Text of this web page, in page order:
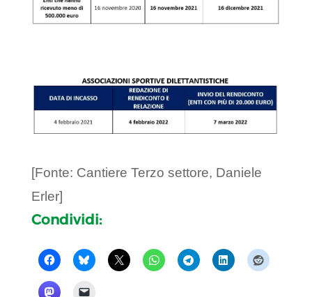
[Fonte: Cantiere Terzo settore, Daniele
Erler]
Condividi: